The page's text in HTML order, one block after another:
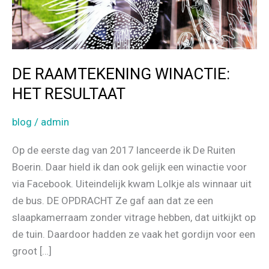
DE RAAMTEKENING WINACTIE:
HET RESULTAAT
blog / admin
Op de eerste dag van 2017 lanceerde ik De Ruiten
Boerin. Daar hield ik dan ook gelijk een winactie voor
via Facebook. Uiteindelijk kwam Lolkje als winnaar uit
de bus. DE OPDRACHT Ze gaf aan dat ze een
slaapkamerraam zonder vitrage hebben, dat uitkijkt op
de tuin. Daardoor hadden ze vaak het gordijn voor een
groot […]